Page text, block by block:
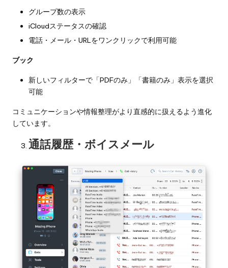
グループ数の表示
iCloudステータスの確認
電話・メール・URLをワンクリックで利用可能
ブック
新しいフィルターで「PDFのみ」「書籍のみ」表示を選択
可能
コミュニケーションや情報整理がより直感的に扱えるよう進化
しています。
通話履歴・ボイスメール